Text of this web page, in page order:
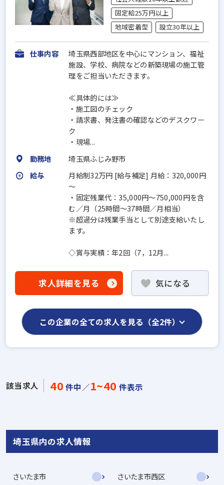
固定給25万円以上
地域密着型
設立30年以上
仕事内容
埼玉県西部地区を中心にマンション、福祉
施設、学校、病院などの新築現場の施工管
理をご担当いただきます。
≪具体的には≫
・施工図のチェック
・請求書、発注書の確認などのデスクワー
ク
・現場...
勤務地
埼玉県ふじみ野市
給与
月給制32万円 [給与補足] 月給：320,000円
～
・固定残業代：35,000円～750,000円を含
む／月（25時間～37時間／月相当）
※超過分は残業手当として別途支給いたし
ます。
◇賞与実績：年2回（7，12月...
求人詳細を見る 気になる
この企業の全ての求人を見る（全2件）
該当求人 40 件中／1~40 件表示
埼玉県内の求人情報
さいたま市 さいたま市西区